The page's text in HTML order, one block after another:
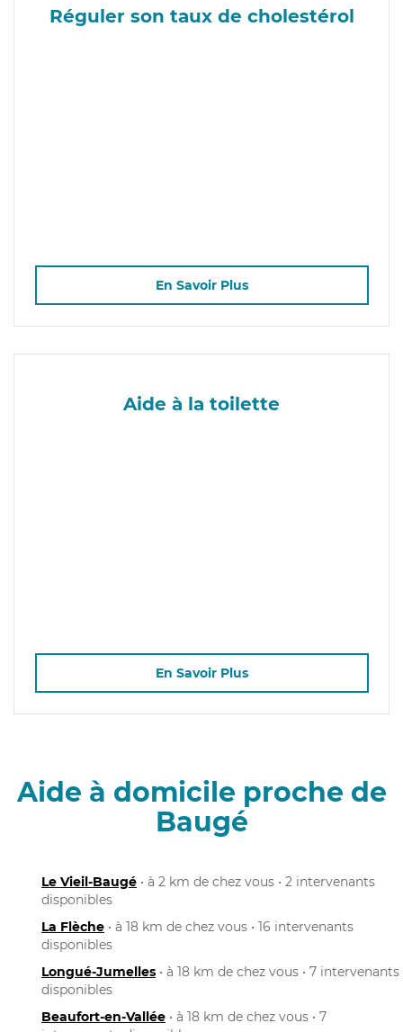
Réguler son taux de cholestérol
En Savoir Plus
Aide à la toilette
En Savoir Plus
Aide à domicile proche de
Baugé
Le Vieil-Baugé • à 2 km de chez vous • 2 intervenants
disponibles
La Flèche • à 18 km de chez vous • 16 intervenants
disponibles
Longué-Jumelles • à 18 km de chez vous • 7 intervenants
disponibles
Beaufort-en-Vallée • à 18 km de chez vous • 7